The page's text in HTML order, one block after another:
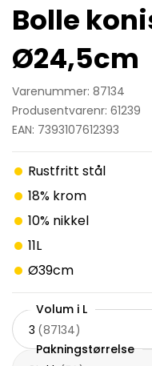
Bolle
Ø24,5cm
Varenummer: 87134
Produsentvarenr: 61239
EAN: 7393107612393
Rustfritt stål
18% krom
10% nikkel
11L
Ø39cm
Volum i L
3 (87134)
Pakningstørrelse